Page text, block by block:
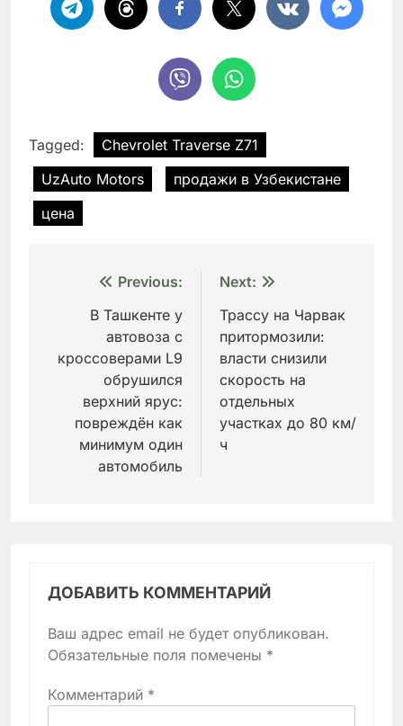
Tagged:
Chevrolet Traverse Z71
UzAuto Motors
продажи в Узбекистане
цена
Навигация
записям
Previous:
В Ташкенте у
автовоза с
кроссоверами L9
обрушился
верхний ярус:
повреждён как
минимум один
автомобиль
Next:
Трассу на Чарвак
притормозили:
власти снизили
скорость на
отдельных
участках до 80 км/
ч
ДОБАВИТЬ КОММЕНТАРИЙ
Ваш адрес email не будет опубликован.
Обязательные поля помечены *
Комментарий *